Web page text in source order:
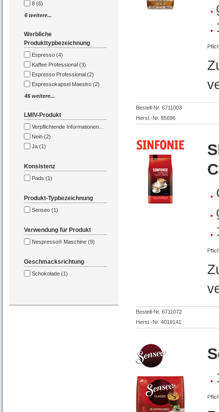
8 (6)
6 weitere...
Werbliche
Produkttypbezeichnung
Espresso (4)
Kaffee Professional (3)
Espresso Professional (2)
Espressokapsel Maestro (2)
46 weitere...
LMIV-Produkt
Nein (2)
Ja (1)
Konsistenz
Pads (1)
Produkt-Typbezeichnung
Senseo (1)
Verwendung für Produkt
Nespresso® Maschine (9)
Geschmacksrichtung
Schokolade (1)
Bestell-Nr. 6711003
Herst.-Nr. 85696
Bestell-Nr. 6711072
Herst.-Nr. 4019141